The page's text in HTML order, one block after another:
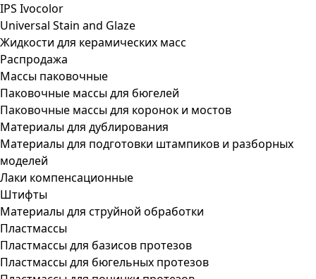
IPS Ivocolor
Universal Stain and Glaze
Жидкости для керамических масс
Распродажа
Массы паковочные
Паковочные массы для бюгелей
Паковочные массы для коронок и мостов
Материалы для дублирования
Материалы для подготовки штампиков и разборных
моделей
Лаки компенсационные
Штифты
Материалы для струйной обработки
Пластмассы
Пластмассы для базисов протезов
Пластмассы для бюгельных протезов